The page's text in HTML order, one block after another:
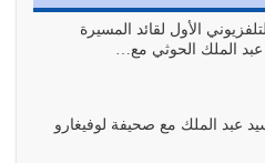
(أقم الصلاة لذكري) إضافة إلى
عن كتاب الله والتعدي
الأول لقائد المسيرة
عبد الملك الحوثي مع…
عبد الملك مع صحيفة لوفيغارو